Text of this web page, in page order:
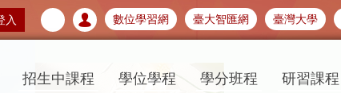
數位學習網 臺大智匯網 臺灣大學
入
招生中課程 學位學程 學分班程 研習課程